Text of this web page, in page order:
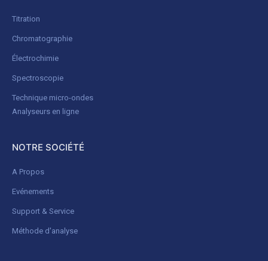
Titration
Chromatographie
Électrochimie
Spectroscopie
Technique micro-ondes
Analyseurs en ligne
NOTRE SOCIÉTÉ
A Propos
Evénements
Support & Service
Méthode d'analyse